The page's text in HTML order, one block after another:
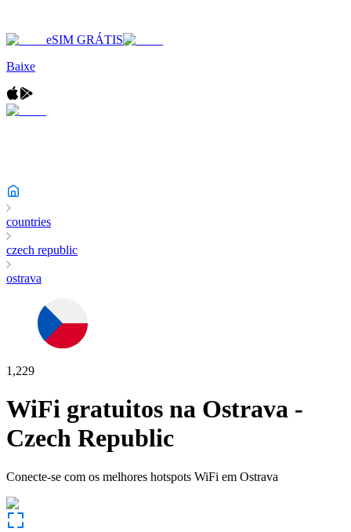
eSIM GRÁTIS
Baixe
countries
czech republic
ostrava
1,229
WiFi gratuitos na Ostrava -
Czech Republic
Conecte-se com os melhores hotspots WiFi em Ostrava